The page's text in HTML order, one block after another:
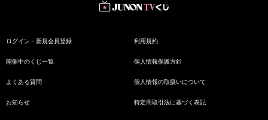
ログイン・新規会員登録
開催中のくじ一覧
よくある質問
お知らせ
利用規約
個人情報保護方針
個人情報の取扱いについて
特定商取引法に基づく表記